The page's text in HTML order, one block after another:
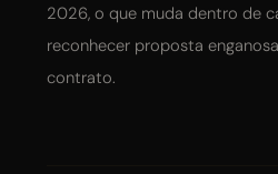
FATURAMENTO MENSAL DA
2026, o que muda dentro de
reconhecer proposta
contrato.